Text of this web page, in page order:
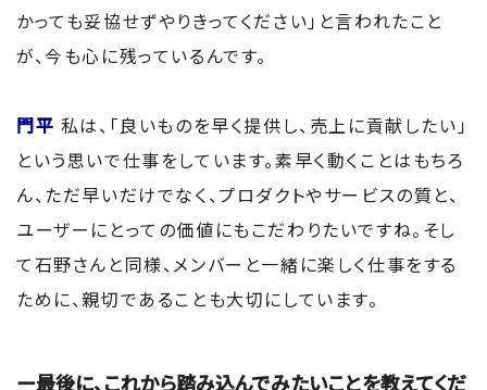
かっても妥協せずやりきってください」と言われたこと
が、今も心に残っているんです。
門平 私は、「良いものを早く提供し、売上に貢献したい」
という思いで仕事をしています。素早く動くことはもちろ
ん、ただ早いだけでなく、プロダクトやサービスの質と、
ユーザーにとっての価値にもこだわりたいですね。そし
て石野さんと同様、メンバーと一緒に楽しく仕事をする
ために、親切であることも大切にしています。
ー最後に、これから踏み込んでみたいことを教えてくだ